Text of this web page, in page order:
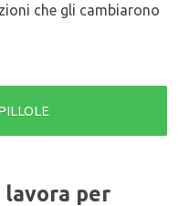
che gli cambiarono
lavora per